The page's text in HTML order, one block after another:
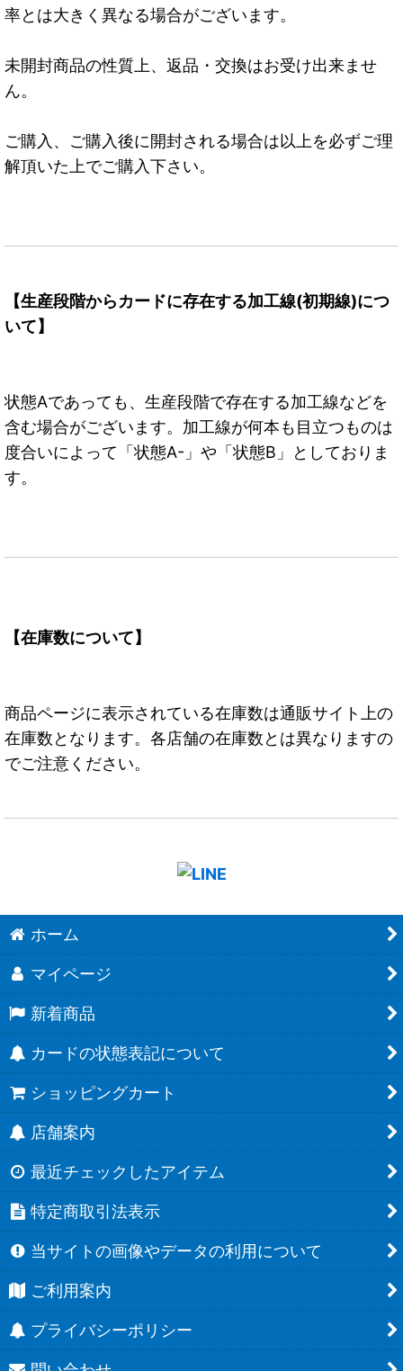
率とは大きく異なる場合がございます。
未開封商品の性質上、返品・交換はお受け出来ませ
ん。
ご購入、ご購入後に開封される場合は以上を必ずご理
解頂いた上でご購入下さい。
【生産段階からカードに存在する加工線(初期線)につ
いて】
状態Aであっても、生産段階で存在する加工線などを
含む場合がございます。加工線が何本も目立つものは
度合いによって「状態A-」や「状態B」としておりま
す。
【在庫数について】
商品ページに表示されている在庫数は通販サイト上の
在庫数となります。各店舗の在庫数とは異なりますの
でご注意ください。
ホーム
マイページ
新着商品
カードの状態表記について
ショッピングカート
店舗案内
最近チェックしたアイテム
特定商取引法表示
当サイトの画像やデータの利用について
ご利用案内
プライバシーポリシー